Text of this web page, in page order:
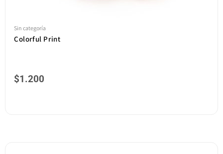
Sin categoría
Colorful Print
$1.200